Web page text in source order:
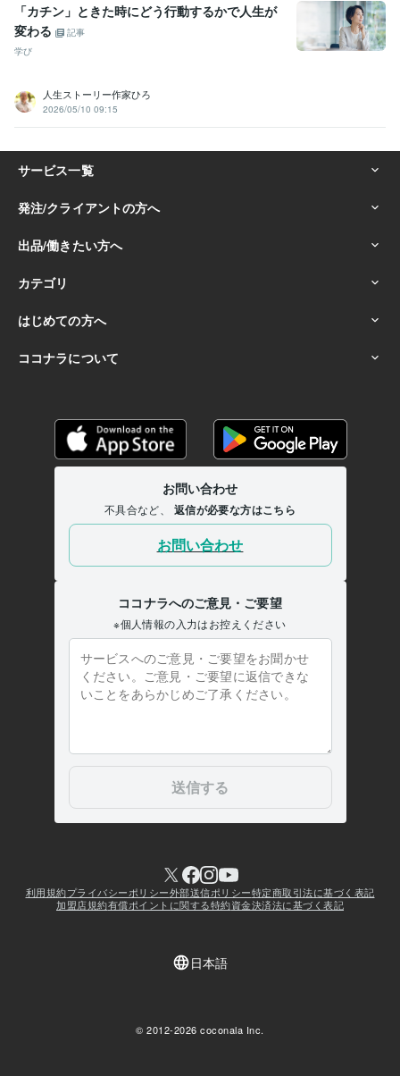
「カチン」ときた時にどう行動するかで人生が
変わる
記事
学び
人生ストーリー作家ひろ
2026/05/10 09:15